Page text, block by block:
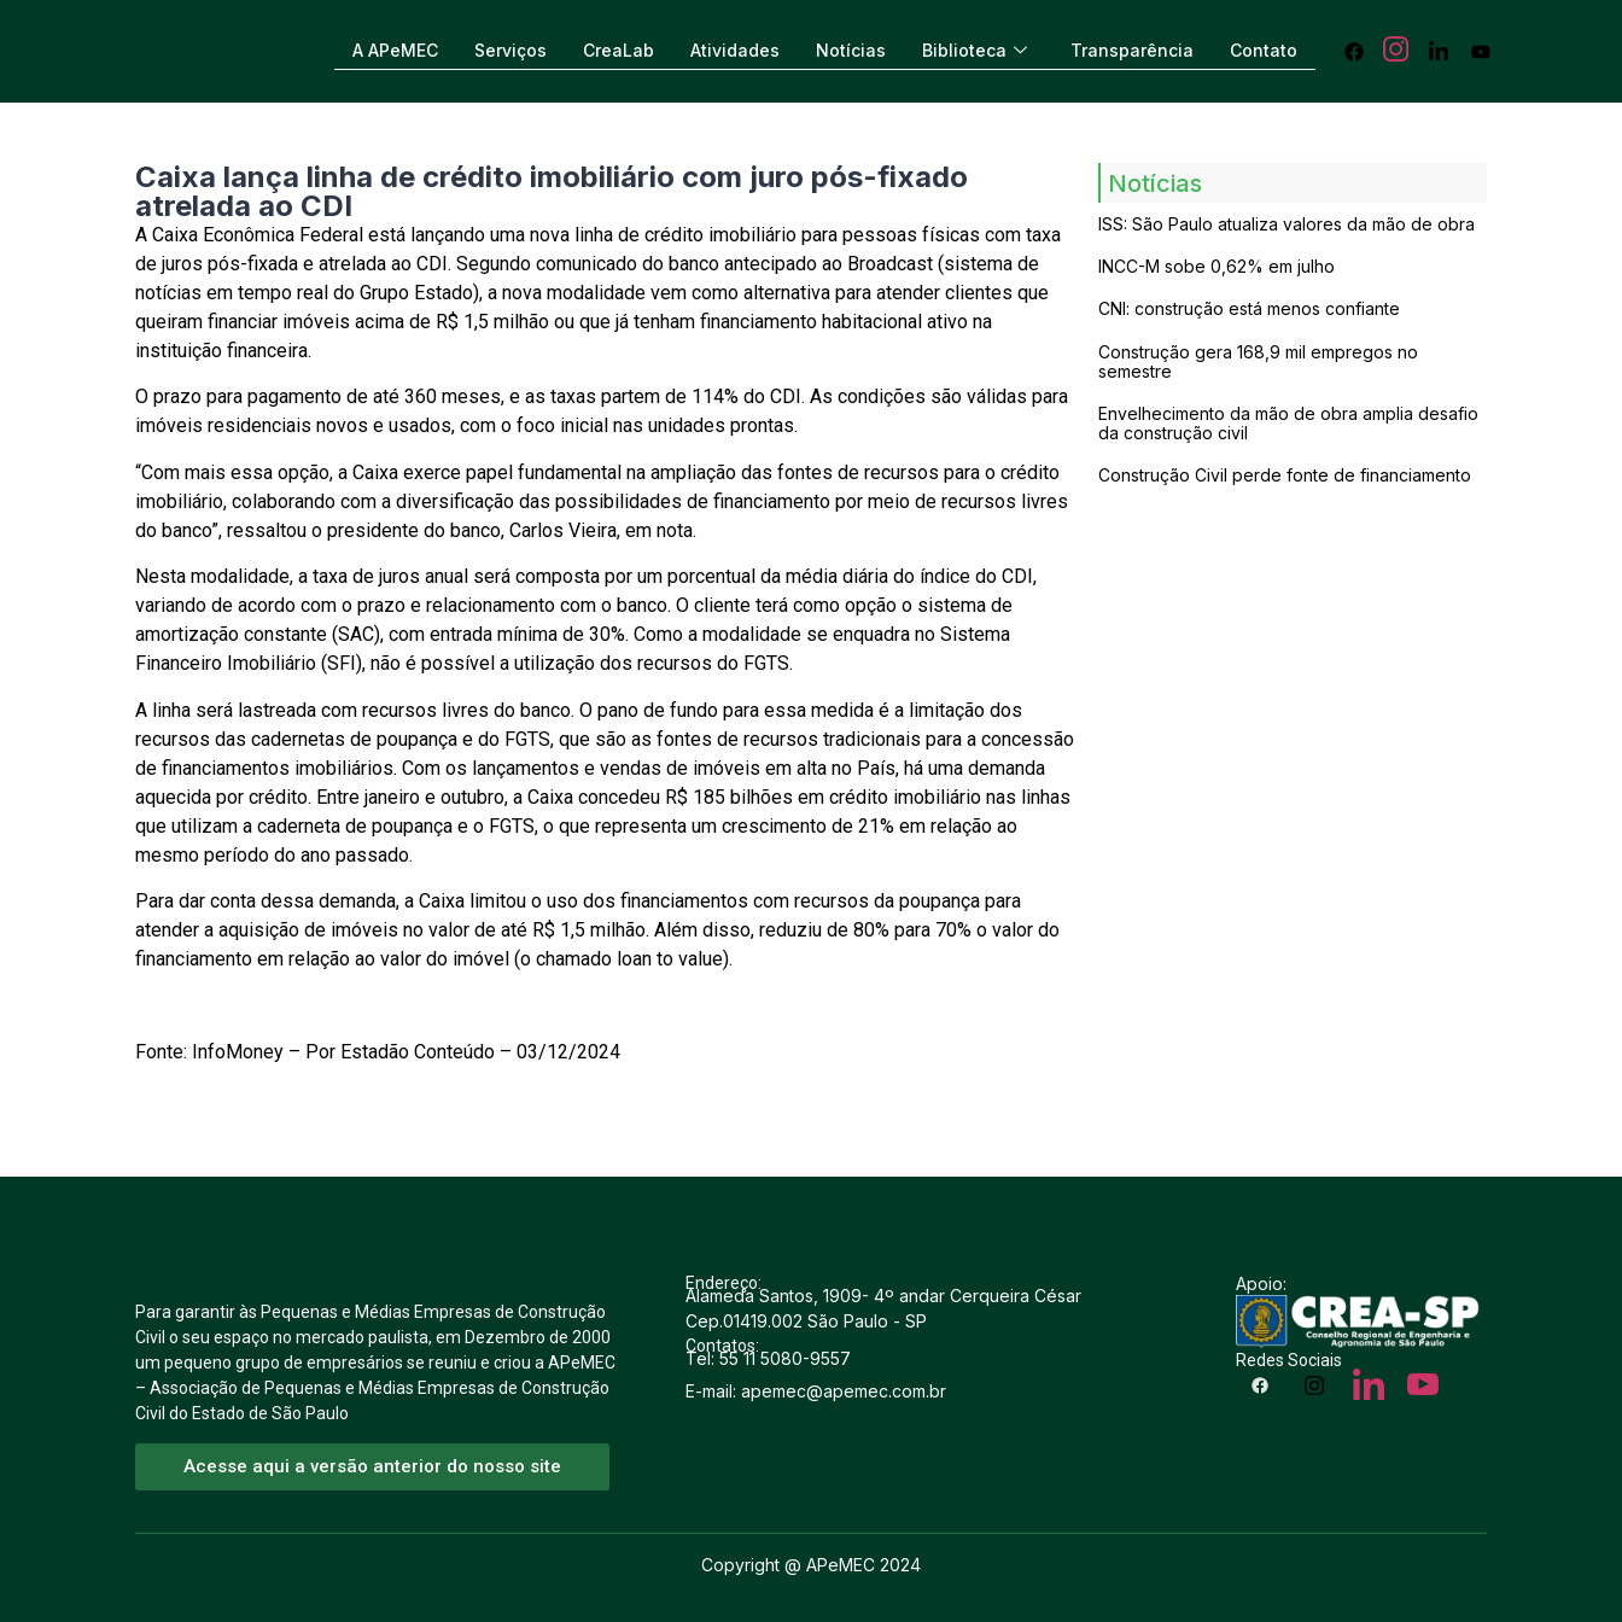
A APeMEC Serviços CreaLab Atividades Notícias Biblioteca Transparência Contato
Caixa lança linha de crédito imobiliário com juro pós-fixado
atrelada ao CDI
A Caixa Econômica Federal está lançando uma nova linha de crédito imobiliário para pessoas físicas com taxa
de juros pós-fixada e atrelada ao CDI. Segundo comunicado do banco antecipado ao Broadcast (sistema de
notícias em tempo real do Grupo Estado), a nova modalidade vem como alternativa para atender clientes que
queiram financiar imóveis acima de R$ 1,5 milhão ou que já tenham financiamento habitacional ativo na
instituição financeira.
O prazo para pagamento de até 360 meses, e as taxas partem de 114% do CDI. As condições são válidas para
imóveis residenciais novos e usados, com o foco inicial nas unidades prontas.
“Com mais essa opção, a Caixa exerce papel fundamental na ampliação das fontes de recursos para o crédito
imobiliário, colaborando com a diversificação das possibilidades de financiamento por meio de recursos livres
do banco”, ressaltou o presidente do banco, Carlos Vieira, em nota.
Nesta modalidade, a taxa de juros anual será composta por um porcentual da média diária do índice do CDI,
variando de acordo com o prazo e relacionamento com o banco. O cliente terá como opção o sistema de
amortização constante (SAC), com entrada mínima de 30%. Como a modalidade se enquadra no Sistema
Financeiro Imobiliário (SFI), não é possível a utilização dos recursos do FGTS.
A linha será lastreada com recursos livres do banco. O pano de fundo para essa medida é a limitação dos
recursos das cadernetas de poupança e do FGTS, que são as fontes de recursos tradicionais para a concessão
de financiamentos imobiliários. Com os lançamentos e vendas de imóveis em alta no País, há uma demanda
aquecida por crédito. Entre janeiro e outubro, a Caixa concedeu R$ 185 bilhões em crédito imobiliário nas linhas
que utilizam a caderneta de poupança e o FGTS, o que representa um crescimento de 21% em relação ao
mesmo período do ano passado.
Para dar conta dessa demanda, a Caixa limitou o uso dos financiamentos com recursos da poupança para
atender a aquisição de imóveis no valor de até R$ 1,5 milhão. Além disso, reduziu de 80% para 70% o valor do
financiamento em relação ao valor do imóvel (o chamado loan to value).
Fonte: InfoMoney – Por Estadão Conteúdo – 03/12/2024
Notícias
ISS: São Paulo atualiza valores da mão de obra
INCC-M sobe 0,62% em julho
CNI: construção está menos confiante
Construção gera 168,9 mil empregos no
semestre
Envelhecimento da mão de obra amplia desafio
da construção civil
Construção Civil perde fonte de financiamento
Para garantir às Pequenas e Médias Empresas de Construção
Civil o seu espaço no mercado paulista, em Dezembro de 2000
um pequeno grupo de empresários se reuniu e criou a APeMEC
– Associação de Pequenas e Médias Empresas de Construção
Civil do Estado de São Paulo
Acesse aqui a versão anterior do nosso site
Endereço:
Alameda Santos, 1909- 4º andar Cerqueira César
Cep.01419.002 São Paulo - SP
Contatos:
Tel: 55 11 5080-9557
E-mail: apemec@apemec.com.br
Apoio:
Redes Sociais
Copyright @ APeMEC 2024